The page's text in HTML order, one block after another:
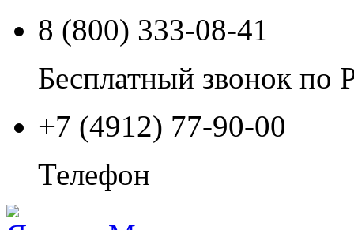
8 (800) 333-08-41
Бесплатный звонок по
+7 (4912) 77-90-00
Телефон